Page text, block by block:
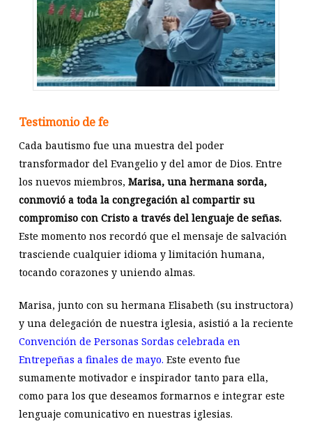
Testimonio de fe
Cada bautismo fue una muestra del poder
transformador del Evangelio y del amor de Dios. Entre
los nuevos miembros, Marisa, una hermana sorda,
conmovió a toda la congregación al compartir su
compromiso con Cristo a través del lenguaje de señas.
Este momento nos recordó que el mensaje de salvación
trasciende cualquier idioma y limitación humana,
tocando corazones y uniendo almas.
Marisa, junto con su hermana Elisabeth (su instructora)
y una delegación de nuestra iglesia, asistió a la reciente
Convención de Personas Sordas celebrada en
Entrepeñas a finales de mayo. Este evento fue
sumamente motivador e inspirador tanto para ella,
como para los que deseamos formarnos e integrar este
lenguaje comunicativo en nuestras iglesias.